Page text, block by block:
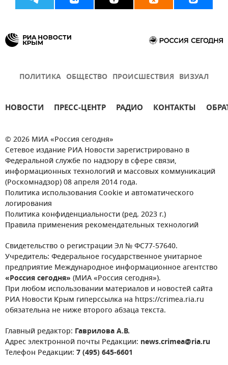
ПОЛИТИКА ОБЩЕСТВО ПРОИСШЕСТВИЯ ВИЗУАЛ
НОВОСТИ ПРЕСС-ЦЕНТР РАДИО КОНТАКТЫ
© 2026 МИА «Россия сегодня»
Сетевое издание РИА Новости зарегистрировано в
Федеральной службе по надзору в сфере связи,
информационных технологий и массовых коммуникаций
(Роскомнадзор) 08 апреля 2014 года.
Политика использования Cookie и автоматического
логирования
Политика конфиденциальности (ред. 2023 г.)
Правила применения рекомендательных технологий
Свидетельство о регистрации Эл № ФС77-57640.
Учредитель: Федеральное государственное унитарное
предприятие Международное информационное агентство
«Россия сегодня» (МИА «Россия сегодня»).
При любом использовании материалов и новостей сайта
РИА Новости Крым гиперссылка на https://crimea.ria.ru
обязательна не ниже второго абзаца текста.
Главный редактор: Гаврилова А.В.
Адрес электронной почты Редакции: news.crimea@ria.ru
Телефон Редакции: 7 (495) 645-6601